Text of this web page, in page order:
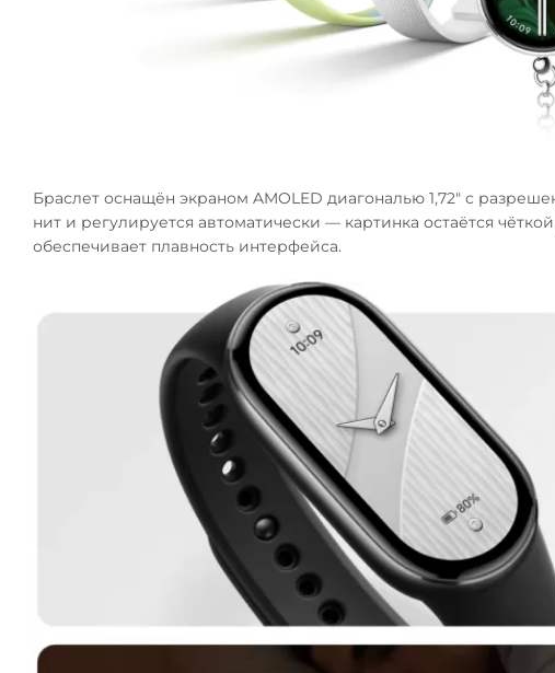
Браслет оснащён экраном AMOLED диагональю 1,72" с
нит и регулируется автоматически — картинка остаётся
обеспечивает плавность интерфейса.